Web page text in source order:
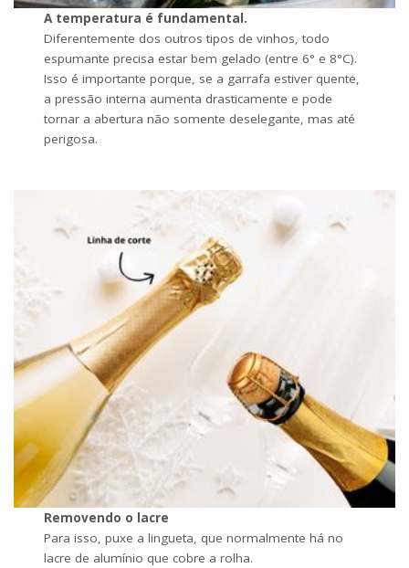
A temperatura é fundamental.
Diferentemente dos outros tipos de vinhos, todo
espumante precisa estar bem gelado (entre 6° e 8°C).
Isso é importante porque, se a garrafa estiver quente,
a pressão interna aumenta drasticamente e pode
tornar a abertura não somente deselegante, mas até
perigosa.
Removendo o lacre
Para isso, puxe a lingueta, que normalmente há no
lacre de alumínio que cobre a rolha.